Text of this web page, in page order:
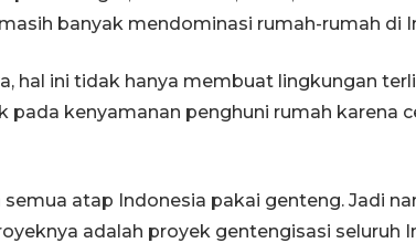
banyak mendominasi rumah-rumah di
hal ini tidak hanya membuat lingkungan
pada kenyamanan penghuni rumah karena
semua atap Indonesia pakai genteng. Jadi
adalah proyek gentengisasi seluruh